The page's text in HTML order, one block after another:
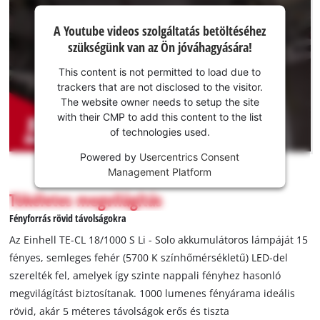
szolgáltatás
betöltéséhez
szükségünk
van az Ön
jóváhagyására!
content
is
permitted
load
to
trackers
that
are
not
A Youtube videos szolgáltatás betöltéséhez
szükségünk van az Ön jóváhagyására!
This content is not permitted to load due to
trackers that are not disclosed to the visitor.
The website owner needs to setup the site
with their CMP to add this content to the list
of technologies used.
Powered by Usercentrics Consent
Management Platform
Tökéletes megvilágítás
Fényforrás rövid távolságokra
Az Einhell TE-CL 18/1000 S Li - Solo akkumulátoros lámpáját 15
fényes, semleges fehér (5700 K színhőmérsékletű) LED-del
szerelték fel, amelyek így szinte nappali fényhez hasonló
megvilágítást biztosítanak. 1000 lumenes fényárama ideális
rövid, akár 5 méteres távolságok erős és tiszta